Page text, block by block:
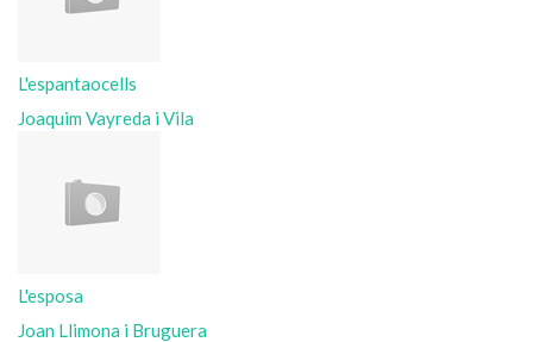
L'espantaocells
Joaquim Vayreda i Vila
L'esposa
Joan Llimona i Bruguera